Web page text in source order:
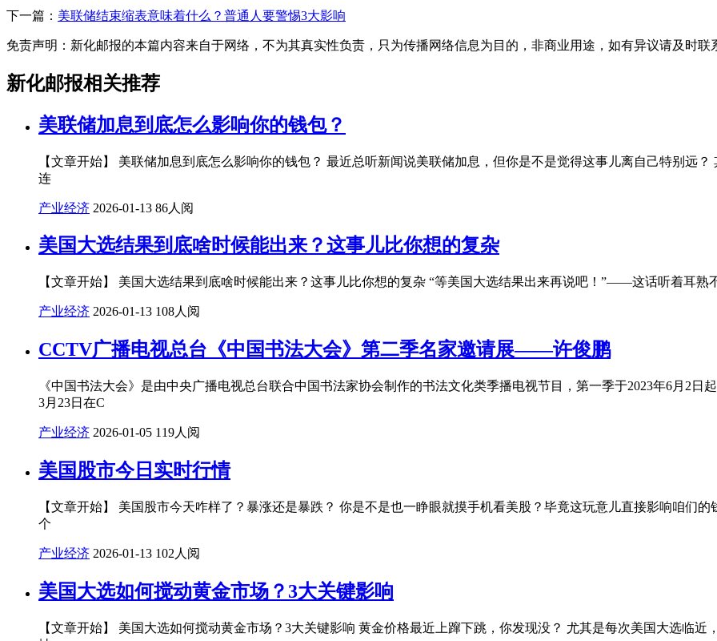
下一篇： 美联储结束缩表意味着什么？普通人要警惕3大影响
免责声明：新化邮报的本篇内容来自于网络，不为其真实性负责，只为传播网络信息为目的，非商业用途，如有异议请及时联
新化邮报相关推荐
美联储加息到底怎么影响你的钱包？
【文章开始】 美联储加息到底怎么影响你的钱包？ 最近总听新闻说美联储加息，但你是不是觉得这事儿离自己特别
连
产业经济 2026-01-13 86人阅
美国大选结果到底啥时候能出来？这事儿比你想的复杂
【文章开始】 美国大选结果到底啥时候能出来？这事儿比你想的复杂 “等美国大选结果出来再说吧！”——这话听着耳熟
产业经济 2026-01-13 108人阅
CCTV广播电视总台《中国书法大会》第二季名家邀请展——许俊鹏
《中国书法大会》是由中央广播电视总台联合中国书法家协会制作的书法文化类季播电视节目，第一季于2023年6月2日
3月23日在C
产业经济 2026-01-05 119人阅
美国股市今日实时行情
【文章开始】 美国股市今天咋样了？暴涨还是暴跌？ 你是不是也一睁眼就摸手机看美股？毕竟这玩意儿直接影响咱们
个
产业经济 2026-01-13 102人阅
美国大选如何搅动黄金市场？3大关键影响
【文章开始】 美国大选如何搅动黄金市场？3大关键影响 黄金价格最近上蹿下跳，你发现没？ 尤其是每次美国大选临